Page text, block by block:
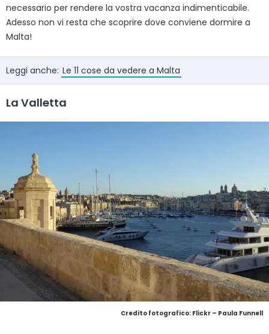
necessario per rendere la vostra vacanza indimenticabile.
Adesso non vi resta che scoprire dove conviene dormire a
Malta!
Leggi anche: Le 11 cose da vedere a Malta
La Valletta
Credito fotografico: Flickr – Paula Funnell